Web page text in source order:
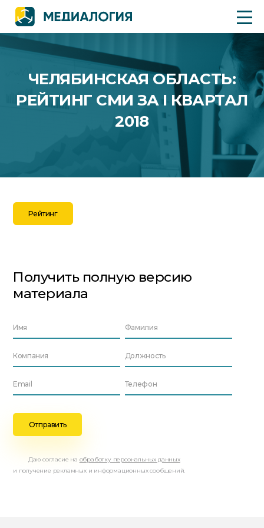
ЧЕЛЯБИНСКАЯ ОБЛАСТЬ:
РЕЙТИНГ СМИ ЗА I КВАРТАЛ
2018
Рейтинг
Получить полную версию
материала
Даю согласие на обработку персональных данных
и получение рекламных и информационных сообщений.